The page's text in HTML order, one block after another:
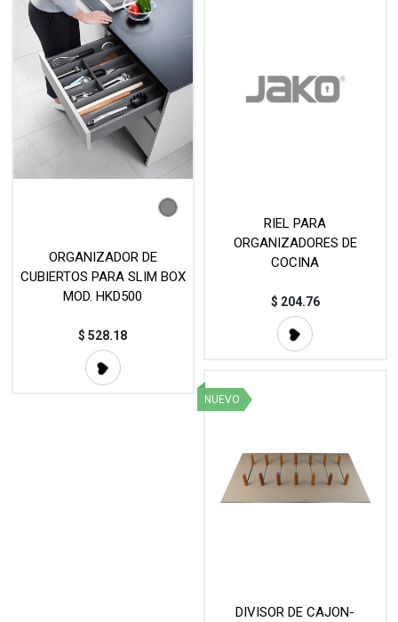
ORGANIZADOR DE
CUBIERTOS PARA SLIM BOX
MOD. HKD500
$528.18
RIEL PARA
ORGANIZADORES DE
COCINA
$ 204.76
NUEVO
DIVISOR DE CAJON-